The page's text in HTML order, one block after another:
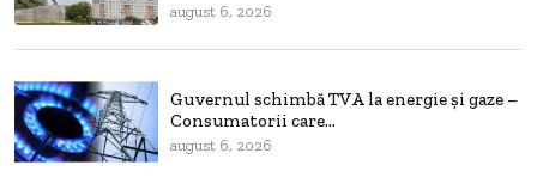
august 6, 2026
Guvernul schimbă TVA la energie și gaze –
Consumatorii care...
august 6, 2026